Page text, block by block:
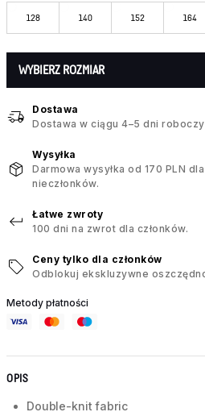
128 140 152 164
WYBIERZ ROZMIAR
Dostawa
Dostawa w ciągu 4–5 dni
Wysyłka
Darmowa wysyłka od 170 PLN
nieczłonków.
Łatwe zwroty
100 dni na zwrot dla członków.
Ceny tylko dla członków
Odblokuj ekskluzywne
Metody płatności
OPIS
Double-knit fabric